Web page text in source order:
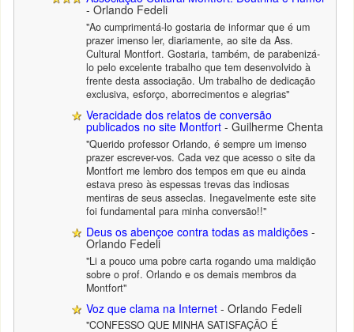
- Orlando Fedeli
"Ao cumprimentá-lo gostaria de informar que é um
prazer imenso ler, diariamente, ao site da Ass.
Cultural Montfort. Gostaria, também, de parabenizá-
lo pelo excelente trabalho que tem desenvolvido à
frente desta associação. Um trabalho de dedicação
exclusiva, esforço, aborrecimentos e alegrias"
Veracidade dos relatos de conversão
publicados no site Montfort - Guilherme Chenta
"Querido professor Orlando, é sempre um imenso
prazer escrever-vos. Cada vez que acesso o site da
Montfort me lembro dos tempos em que eu ainda
estava preso às espessas trevas das indiosas
mentiras de seus asseclas. Inegavelmente este site
foi fundamental para minha conversão!!"
Deus os abençoe contra todas as maldições -
Orlando Fedeli
"Li a pouco uma pobre carta rogando uma maldição
sobre o prof. Orlando e os demais membros da
Montfort"
Voz que clama na Internet - Orlando Fedeli
"CONFESSO QUE MINHA SATISFAÇÃO É